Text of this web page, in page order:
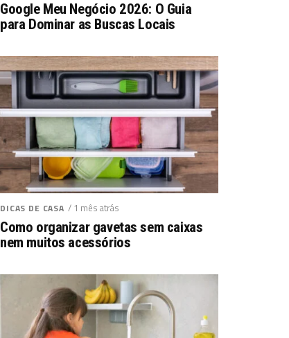
Google Meu Negócio 2026: O Guia
para Dominar as Buscas Locais
DICAS DE CASA / 1 mês atrás
Como organizar gavetas sem caixas
nem muitos acessórios